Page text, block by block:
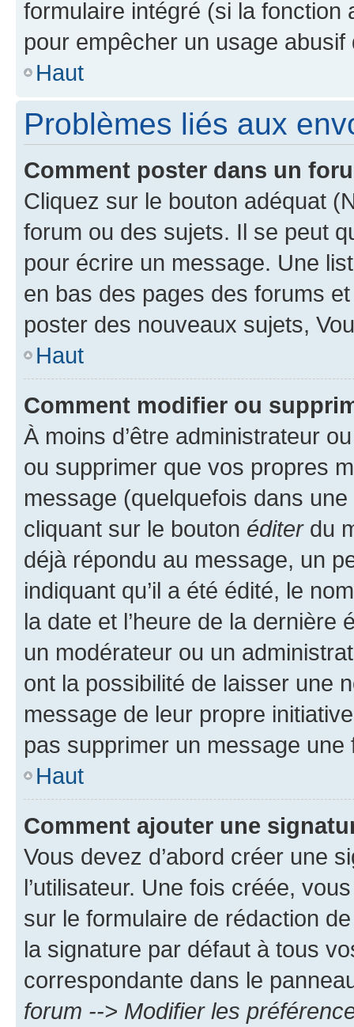
formulaire intégré (si la fonction
pour empêcher un usage
Haut
Problèmes liés aux
Comment poster dans un
Cliquez sur le bouton adéquat
forum ou des sujets. Il se peut
pour écrire un message. Une
en bas des pages des forums
poster des nouveaux sujets,
Haut
Comment modifier ou
À moins d’être administrateur
ou supprimer que vos propres
message (quelquefois dans
cliquant sur le bouton éditerdu
déjà répondu au message, un
indiquant qu’il a été édité, le
la date et l’heure de la dernière
un modérateur ou un
ont la possibilité de laisser une
message de leur propre
pas supprimer un message une
Haut
Comment ajouter une
Vous devez d’abord créer une
l’utilisateur. Une fois créée,
sur le formulaire de rédaction
la signature par défaut à tous
correspondante dans le
forum --> Modifier les